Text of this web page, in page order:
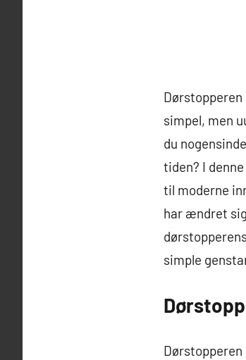
simpel, men
du
tiden? I
til moderne
har ændret
simple